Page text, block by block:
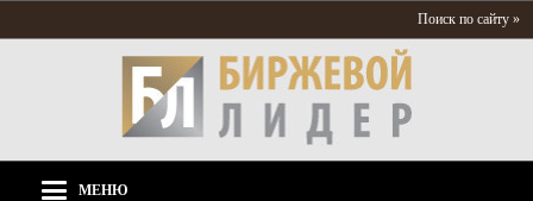
Поиск по сайту »
МЕНЮ